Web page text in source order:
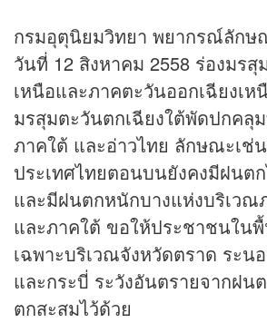
กรมอุตุนิยมวิทยา พยากรณ์ลักษ
วันที่ 12 สิงหาคม 2558 ร่องมร
เหนือและภาคตะวันออกเฉียงเ
มรสุมตะวันตกเฉียงใต้พัดปกคลุ
ภาคใต้ และอ่าวไทย ลักษณะเช่
ประเทศไทยตอนบนยังคงมีฝนต
และมีฝนตกหนักบางแห่งบริเวณ
และภาคใต้ ขอให้ประชาชนใน
เฉพาะบริเวณจังหวัดตราด ระน
และกระบี่ ระวังอันตรายจากฝ
ตกสะสมไว้ด้วย